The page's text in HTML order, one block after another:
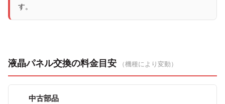
す。
液晶パネル交換の料金目安 （機種により変動）
中古部品